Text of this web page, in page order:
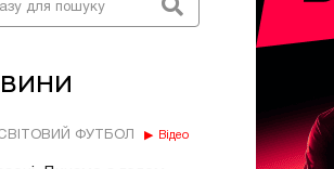
СВІТОВИЙ ФУТБОЛ Відео